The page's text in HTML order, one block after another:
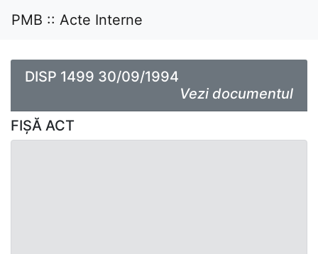
PMB :: Acte Interne
DISP 1499 30/09/1994
Vezi documentul
FIȘĂ ACT